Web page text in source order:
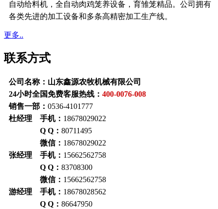
自动给料机，全自动肉鸡笼养设备，育雏笼精品。公司拥有
各类先进的加工设备和多条高精密加工生产线。
更多..
联系方式
公司名称：山东鑫源农牧机械有限公司
24小时全国免费客服热线： 400-0076-008
销售一部： 0536-4101777
杜经理 手机： 18678029022
Q Q： 80711495
微信： 18678029022
张经理 手机： 15662562758
Q Q： 83708300
微信： 15662562758
游经理 手机： 18678028562
Q Q： 86647950